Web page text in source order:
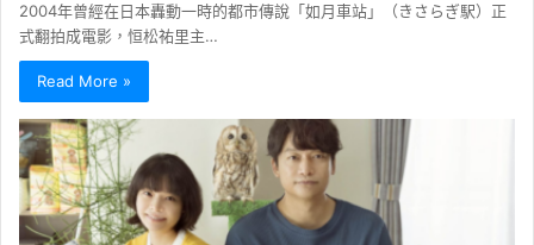
2004年曾經在日本轟動一時的都市傳說「如月車站」（きさらぎ駅）正
式翻拍成電影，恒松祐里主…
Read More »